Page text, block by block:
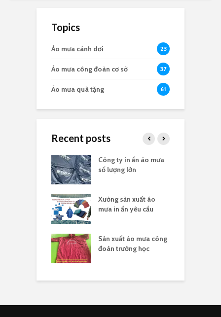
Topics
Áo mưa cánh dơi 23
Áo mưa công đoàn cơ sở 37
Áo mưa quà tặng 61
Recent posts
Công ty in ấn áo mưa
số lượng lớn
Xưởng sản xuất áo
mưa in ấn yêu cầu
Sản xuất áo mưa công
đoàn trường học